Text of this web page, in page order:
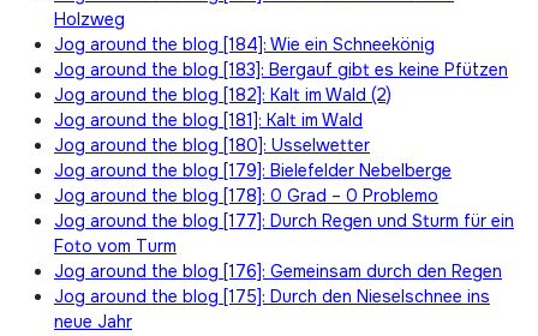
Holzweg
Jog around the blog [184]: Wie ein Schneekönig
Jog around the blog [183]: Bergauf gibt es keine Pfützen
Jog around the blog [182]: Kalt im Wald (2)
Jog around the blog [181]: Kalt im Wald
Jog around the blog [180]: Usselwetter
Jog around the blog [179]: Bielefelder Nebelberge
Jog around the blog [178]: 0 Grad – 0 Problemo
Jog around the blog [177]: Durch Regen und Sturm für ein
Foto vom Turm
Jog around the blog [176]: Gemeinsam durch den Regen
Jog around the blog [175]: Durch den Nieselschnee ins
neue Jahr